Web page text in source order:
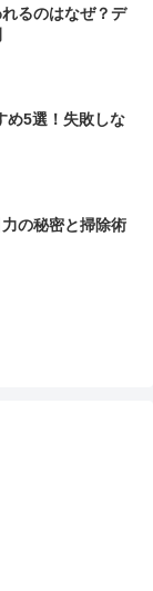
るのはなぜ？デ
め5選！失敗しな
の秘密と掃除術